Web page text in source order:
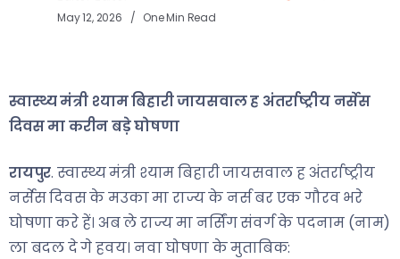
May 12, 2026 One Min Read
स्वास्थ्य मंत्री श्याम बिहारी जायसवाल ह अंतर्राष्ट्रीय नर्सेस
दिवस मा करीन बड़े घोषणा
रायपुर. स्वास्थ्य मंत्री श्याम बिहारी जायसवाल ह अंतर्राष्ट्रीय
नर्सेस दिवस के मउका मा राज्य के नर्स बर एक गौरव भरे
घोषणा करे हें। अब ले राज्य मा नर्सिंग संवर्ग के पदनाम (नाम)
ला बदल दे गे हवय। नवा घोषणा के मुताबिक: